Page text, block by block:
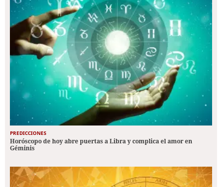
PREDICCIONES
Horóscopo de hoy abre puertas a Libra y complica el amor en
Géminis